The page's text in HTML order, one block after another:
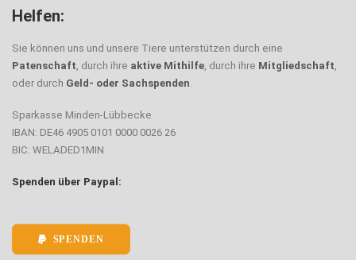
Helfen:
Sie können uns und unsere Tiere unterstützen durch eine
Patenschaft, durch ihre aktive Mithilfe, durch ihre Mitgliedschaft,
oder durch Geld- oder Sachspenden.
Sparkasse Minden-Lübbecke
IBAN: DE46 4905 0101 0000 0026 26
BIC: WELADED1MIN
Spenden über Paypal:
SPENDEN